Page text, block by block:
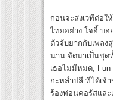
ก่อนจะส่งเวทีต่อใ
ไทยอย่าง โจอี้ บอ
ตัวจับยากกับเพลง
นาน จัดมาเป็นชุด
เธอไม่มีหมด, Fun
กะหล่ำปลี ที่ได้เจ้
ร้องท่อนคอรัสแล